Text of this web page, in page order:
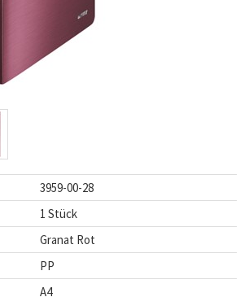
3959-00-28
1 Stück
Granat Rot
PP
A4